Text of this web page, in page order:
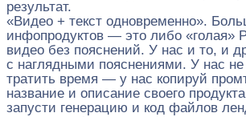
результат.
«Видео + текст одновременно».
инфопродуктов — это либо «голая»
видео без пояснений. У нас и то, и
с наглядными пояснениями. У нас
тратить время — у нас копируй
название и описание своего
запусти генерацию и код файлов